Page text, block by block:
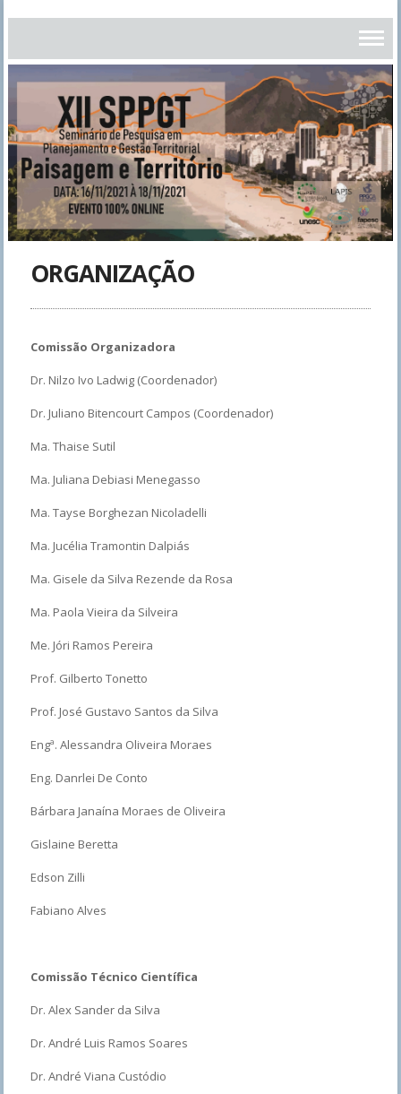
ORGANIZAÇÃO
Comissão Organizadora
Dr. Nilzo Ivo Ladwig (Coordenador)
Dr. Juliano Bitencourt Campos (Coordenador)
Ma. Thaise Sutil
Ma. Juliana Debiasi Menegasso
Ma. Tayse Borghezan Nicoladelli
Ma. Jucélia Tramontin Dalpiás
Ma. Gisele da Silva Rezende da Rosa
Ma. Paola Vieira da Silveira
Me. Jóri Ramos Pereira
Prof. Gilberto Tonetto
Prof. José Gustavo Santos da Silva
Engª. Alessandra Oliveira Moraes
Eng. Danrlei De Conto
Bárbara Janaína Moraes de Oliveira
Gislaine Beretta
Edson Zilli
Fabiano Alves
Comissão Técnico Científica
Dr. Alex Sander da Silva
Dr. André Luis Ramos Soares
Dr. André Viana Custódio